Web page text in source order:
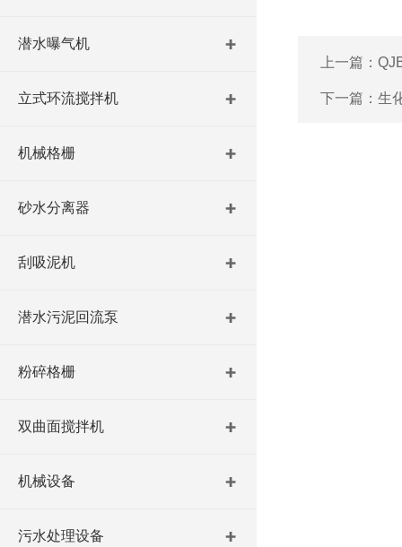
潜水曝气机
立式环流搅拌机
机械格栅
砂水分离器
刮吸泥机
潜水污泥回流泵
粉碎格栅
双曲面搅拌机
机械设备
污水处理设备
上一篇：
下一篇： 生